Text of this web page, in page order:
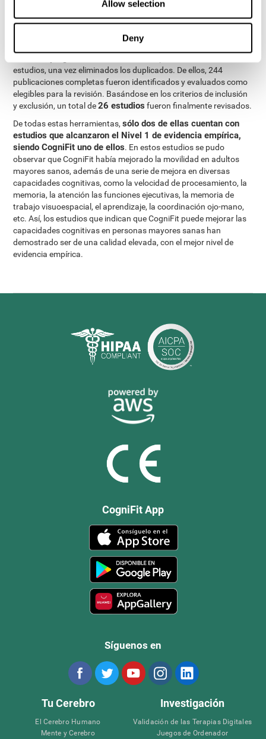
Allow selection
Deny
comercializados de entrenamiento cerebral, de los cuales 14
fueron excluidos por no estar dirigidos a la población de interés
para el estudio, o por aplicarse en un formato no computarizado.
estudios, una vez eliminados los duplicados. De ellos, 244
publicaciones completas fueron identificados y evaluados como
elegibles para la revisión. Basándose en los criterios de inclusión
y exclusión, un total de26 estudios fueron finalmente revisados.
De todas estas herramientas,sólo dos de ellas cuentan con
estudios que alcanzaron el Nivel 1 de evidencia empírica,
siendo CogniFit uno de ellos. En estos estudios se pudo
observar que CogniFit había mejorado la movilidad en adultos
mayores sanos, además de una serie de mejora en diversas
capacidades cognitivas, como la velocidad de procesamiento, la
memoria, la atención las funciones ejecutivas, la memoria de
trabajo visuoespacial, el aprendizaje, la coordinación ojo-mano,
etc. Así, los estudios que indican que CogniFit puede mejorar las
capacidades cognitivas en personas mayores sanas han
demostrado ser de una calidad elevada, con el mejor nivel de
evidencia empírica.
CogniFit App
Síguenos en
Tu Cerebro
El Cerebro Humano
Mente y Cerebro
Investigación
Validación de las Terapias Digitales
Juegos de Ordenador